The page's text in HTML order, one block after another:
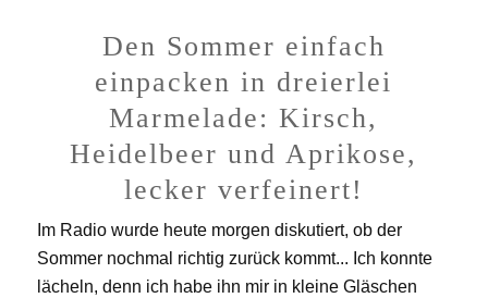
Den Sommer einfach
einpacken in dreierlei
Marmelade: Kirsch,
Heidelbeer und Aprikose,
lecker verfeinert!
Im Radio wurde heute morgen diskutiert, ob der
Sommer nochmal richtig zurück kommt... Ich konnte
lächeln, denn ich habe ihn mir in kleine Gläschen